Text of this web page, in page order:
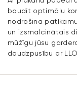
baudīt optimālu
nodrošina
un izsmalcinātais
mūžīgu jūsu
daudzpusību ar